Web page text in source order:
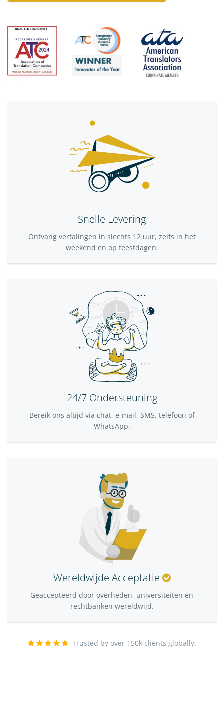
Snelle Levering
Ontvang vertalingen in slechts 12 uur, zelfs in het
weekend en op feestdagen.
24/7 Ondersteuning
Bereik ons altijd via chat, e-mail, SMS, telefoon of
WhatsApp.
Wereldwijde Acceptatie
Geaccepteerd door overheden, universiteiten en
rechtbanken wereldwijd.
Trusted by over 150k clients globally.